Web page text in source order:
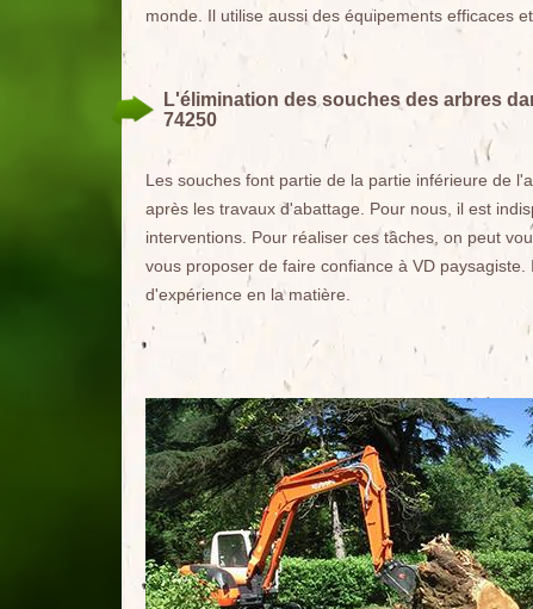
monde. Il utilise aussi des équipements efficaces
L'élimination des souches des arbres
74250
Les souches font partie de la partie inférieure de
après les travaux d'abattage. Pour nous, il est
interventions. Pour réaliser ces tâches, on peut
vous proposer de faire confiance à VD
d'expérience en la matière.